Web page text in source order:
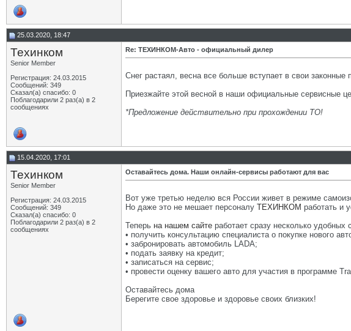
25.03.2020, 18:47
Техинком
Senior Member
Регистрация: 24.03.2015
Сообщений: 349
Сказал(а) спасибо: 0
Поблагодарили 2 раз(а) в 2
сообщениях
Re: ТЕХИНКОМ-Авто - официальный дилер
Снег растаял, весна все больше вступает в свои
Приезжайте этой весной в наши официальные сервисные
*Предложение действительно при прохождении ТО!
15.04.2020, 17:01
Техинком
Senior Member
Регистрация: 24.03.2015
Сообщений: 349
Сказал(а) спасибо: 0
Поблагодарили 2 раз(а) в 2
сообщениях
Оставайтесь дома. Наши онлайн-сервисы работают для вас
Вот уже третью неделю вся России живет в режиме
Но даже это не мешает персоналу ТЕХИНКОМ работать и
Теперь на нашем сайте работает сразу несколько
• получить консультацию специалиста о покупке нового
• забронировать автомобиль LADA;
• подать заявку на кредит;
• записаться на сервис;
• провести оценку вашего авто для участия в программе
Оставайтесь дома
Берегите свое здоровье и здоровье своих близких!